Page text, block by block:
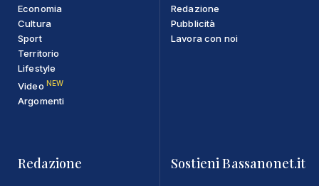
Economia
Cultura
Sport
Territorio
Lifestyle
Video NEW
Argomenti
Redazione
Pubblicità
Lavora con noi
Redazione Sostieni Bassanonet.it